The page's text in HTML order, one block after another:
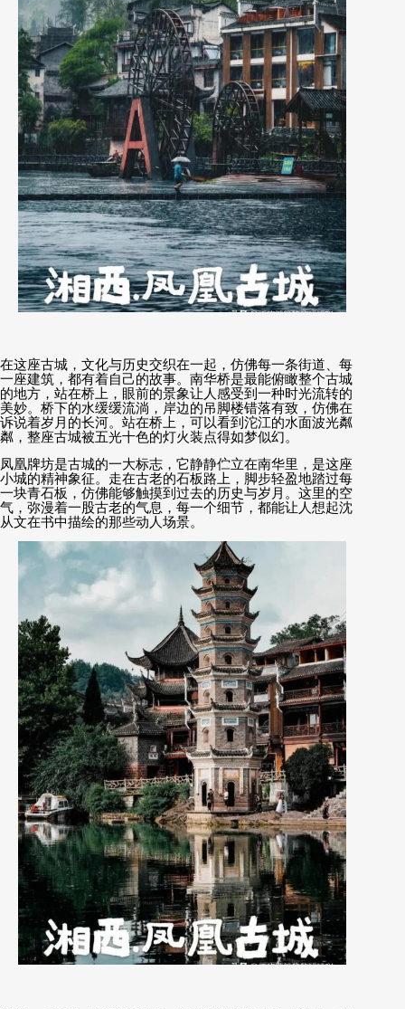
在这座古城，文化与历史交织在一起，仿佛每一条街道、每
一座建筑，都有着自己的故事。南华桥是最能俯瞰整个古城
的地方，站在桥上，眼前的景象让人感受到一种时光流转的
美妙。桥下的水缓缓流淌，岸边的吊脚楼错落有致，仿佛在
诉说着岁月的长河。站在桥上，可以看到沱江的水面波光粼
粼，整座古城被五光十色的灯火装点得如梦似幻。
凤凰牌坊是古城的一大标志，它静静伫立在南华里，是这座
小城的精神象征。走在古老的石板路上，脚步轻盈地踏过每
一块青石板，仿佛能够触摸到过去的历史与岁月。这里的空
气，弥漫着一股古老的气息，每一个细节，都能让人想起沈
从文在书中描绘的那些动人场景。